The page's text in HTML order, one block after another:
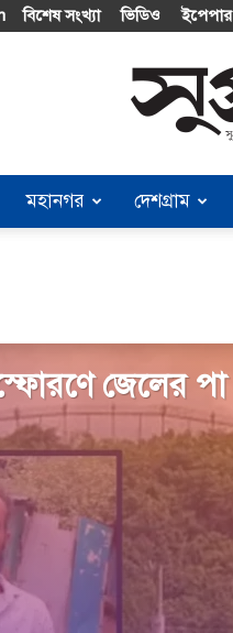
বিশেষ সংখ্যা ভিডিও ইপেপার
মহানগর দেশগ্রাম
জেলের পা